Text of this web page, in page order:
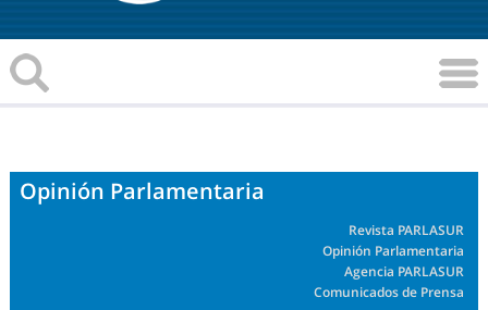
Opinión Parlamentaria
Revista PARLASUR
Opinión Parlamentaria
Agencia PARLASUR
Comunicados de Prensa